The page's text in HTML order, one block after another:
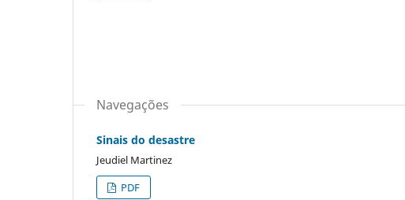
Navegações
Sinais do desastre
Jeudiel Martinez
PDF